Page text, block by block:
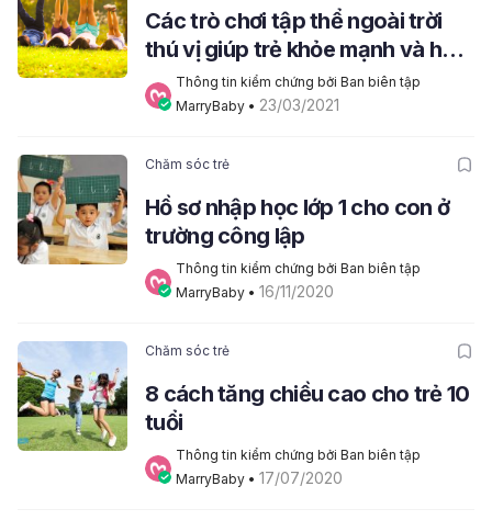
Các trò chơi tập thể ngoài trời
thú vị giúp trẻ khỏe mạnh và học
tập tốt hơn
Thông tin kiểm chứng bởi Ban biên tập
MarryBaby • 23/03/2021
Chăm sóc trẻ
Hồ sơ nhập học lớp 1 cho con ở
trường công lập
Thông tin kiểm chứng bởi Ban biên tập
MarryBaby • 16/11/2020
Chăm sóc trẻ
8 cách tăng chiều cao cho trẻ 10
tuổi
Thông tin kiểm chứng bởi Ban biên tập
MarryBaby • 17/07/2020